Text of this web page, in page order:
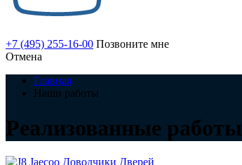
+7 (495) 255-16-00 Позвоните мне
Отмена
Главная
Наши работы
Реализованные работы